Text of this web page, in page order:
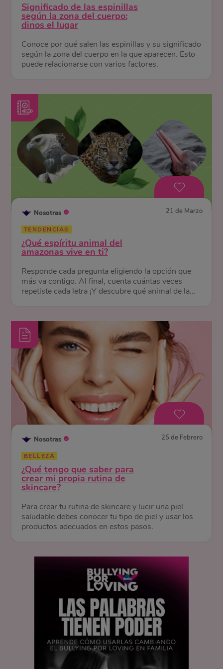
Significado de las espinillas
según la zona del cuerpo:
dinos el lugar
Conoce por qué salen las espinillas y su significado
según la zona del cuerpo en la que aparecen. Esto
puede relacionarse con varios factores.
Nosotras 21 de Marzo
TENDENCIAS
¿Qué espíritu animal del
amazonas vive en ti?
Responde cada pregunta eligiendo la opción que
más va contigo. Al final, cuenta cuántas veces
repetiste cada letra ¡Y descubre qué animal de la
Nosotras 25 de Febrero
BELLEZA
¿Qué tengo que saber para
crear mi propia rutina de
skincare?
Para crear tu rutina de skincare y lucir una piel
saludable debes conocer tu tipo de piel y usar los
productos adecuados en estos pasos.